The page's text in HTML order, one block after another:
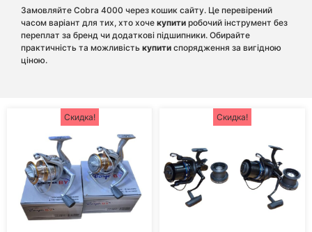
Замовляйте Cobra 4000 через кошик сайту. Це перевірений
часом варіант для тих, хто хоче купити робочий інструмент без
переплат за бренд чи додаткові підшипники. Обирайте
практичність та можливість купити спорядження за вигідною
ціною.
Скидка! Скидка!